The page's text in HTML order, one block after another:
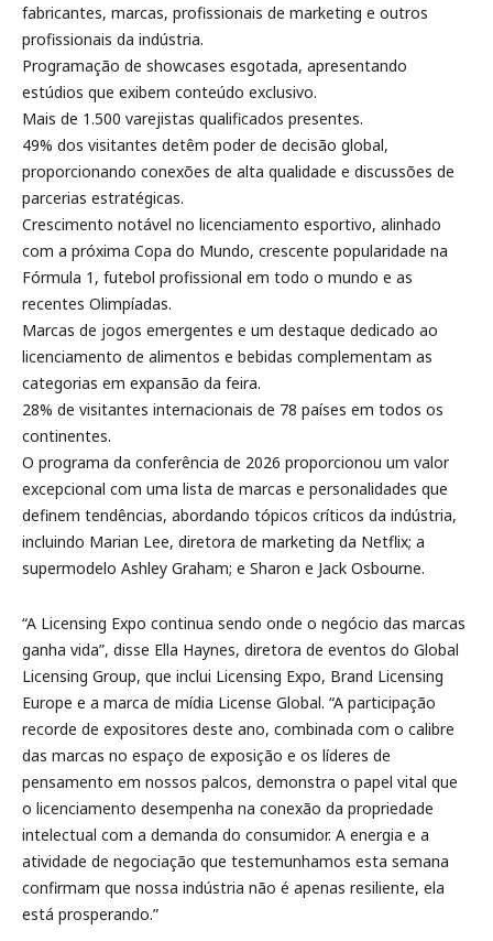
fabricantes, marcas, profissionais de marketing e outros
profissionais da indústria.
Programação de showcases esgotada, apresentando
estúdios que exibem conteúdo exclusivo.
Mais de 1.500 varejistas qualificados presentes.
49% dos visitantes detêm poder de decisão global,
proporcionando conexões de alta qualidade e discussões de
parcerias estratégicas.
Crescimento notável no licenciamento esportivo, alinhado
com a próxima Copa do Mundo, crescente popularidade na
Fórmula 1, futebol profissional em todo o mundo e as
recentes Olimpíadas.
Marcas de jogos emergentes e um destaque dedicado ao
licenciamento de alimentos e bebidas complementam as
categorias em expansão da feira.
28% de visitantes internacionais de 78 países em todos os
continentes.
O programa da conferência de 2026 proporcionou um valor
excepcional com uma lista de marcas e personalidades que
definem tendências, abordando tópicos críticos da indústria,
incluindo Marian Lee, diretora de marketing da Netflix; a
supermodelo Ashley Graham; e Sharon e Jack Osbourne.
“A Licensing Expo continua sendo onde o negócio das marcas
ganha vida”, disse Ella Haynes, diretora de eventos do Global
Licensing Group, que inclui Licensing Expo, Brand Licensing
Europe e a marca de mídia License Global. “A participação
recorde de expositores deste ano, combinada com o calibre
das marcas no espaço de exposição e os líderes de
pensamento em nossos palcos, demonstra o papel vital que
o licenciamento desempenha na conexão da propriedade
intelectual com a demanda do consumidor. A energia e a
atividade de negociação que testemunhamos esta semana
confirmam que nossa indústria não é apenas resiliente, ela
está prosperando.”